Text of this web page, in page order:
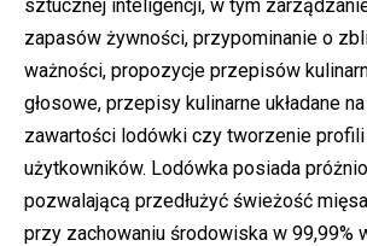
sztucznej inteligencji, w tym
zapasów żywności, przypominanie o
ważności, propozycje przepisów
głosowe, przepisy kulinarne układane
zawartości lodówki czy tworzenie
użytkowników. Lodówka posiada
pozwalającą przedłużyć świeżość
przy zachowaniu środowiska w 99,99%